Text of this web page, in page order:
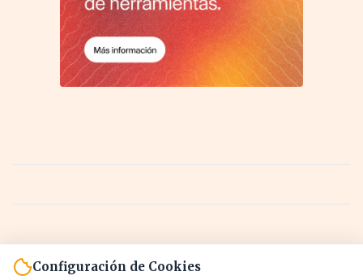
Configuración de Cookies